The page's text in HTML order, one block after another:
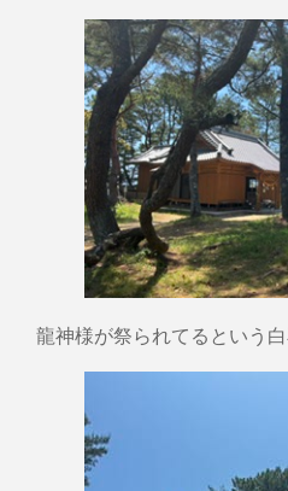
龍神様が祭られてるという白